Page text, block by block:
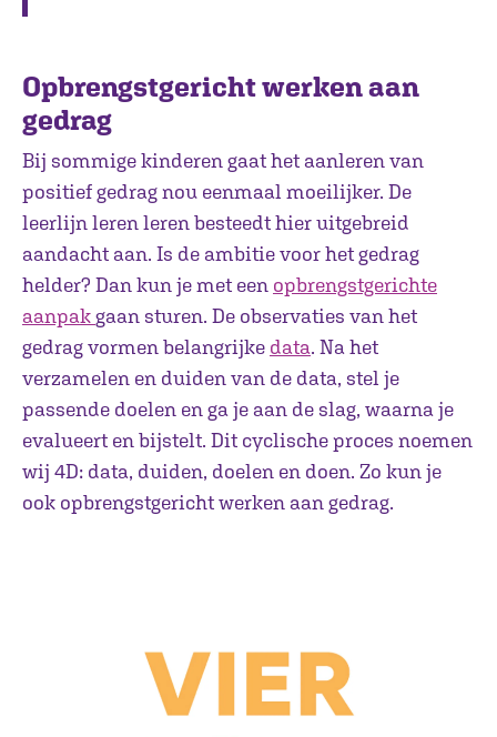
Opbrengstgericht werken aan
gedrag
Bij sommige kinderen gaat het aanleren van
positief gedrag nou eenmaal moeilijker. De
leerlijn leren leren besteedt hier uitgebreid
aandacht aan. Is de ambitie voor het gedrag
helder? Dan kun je met een opbrengstgerichte
aanpakgaan sturen. De observaties van het
gedrag vormen belangrijke data. Na het
verzamelen en duiden van de data, stel je
passende doelen en ga je aan de slag, waarna je
evalueert en bijstelt. Dit cyclische proces noemen
wij 4D: data, duiden, doelen en doen. Zo kun je
ook opbrengstgericht werken aan gedrag.